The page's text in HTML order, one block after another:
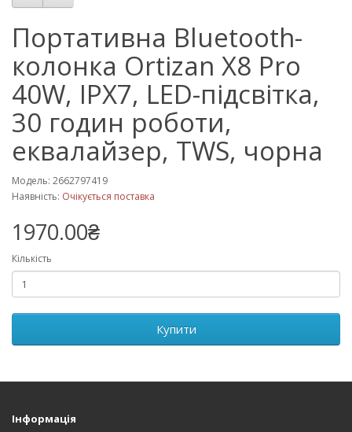
Портативна Bluetooth-
колонка Ortizan X8 Pro
40W, IPX7, LED-підсвітка,
30 годин роботи,
еквалайзер, TWS, чорна
Модель: 2662797419
Наявність: Очікується поставка
1970.00₴
Кількість
Купити
Інформація